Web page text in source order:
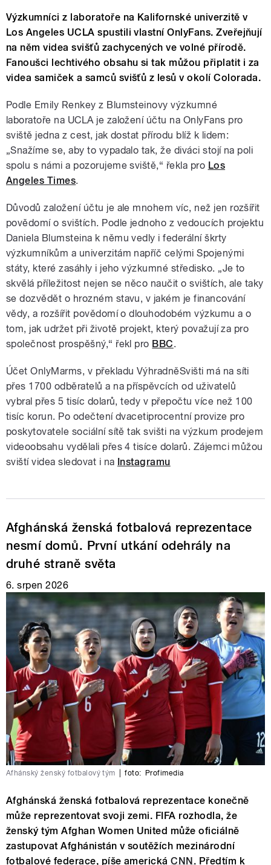
Výzkumníci z laboratoře na Kalifornské univerzitě v
Los Angeles UCLA spustili vlastní OnlyFans. Zveřejňují
na něm videa svišťů zachycených ve volné přírodě.
Fanoušci lechtivého obsahu si tak můžou připlatit i za
videa samiček a samců svišťů z lesů v okolí Colorada.
Podle Emily Renkey z Blumsteinovy výzkumné
laboratoře na UCLA je založení účtu na OnlyFans pro
sviště jedna z cest, jak dostat přírodu blíž k lidem:
„Snažíme se, aby to vypadalo tak, že diváci stojí na poli
spolu s námi a pozorujeme sviště,“ řekla pro Los
Angeles Times.
Důvodů založení účtu je ale mnohem víc, než jen rozšířit
povědomí o svištích. Podle jednoho z vedoucích projektu
Daniela Blumsteina k němu vedly i federální škrty
výzkumníkům a univerzitám napříč celými Spojenými
státy, které zasáhly i jeho výzkumné středisko. „Je to
skvělá příležitost nejen se něco naučit o svištích, ale taky
se dozvědět o hrozném stavu, v jakém je financování
vědy, a rozšířit povědomí o dlouhodobém výzkumu a o
tom, jak udržet při životě projekt, který považují za pro
společnost prospěšný,“ řekl pro BBC.
Účet OnlyMarms, v překladu VýhradněSvišti má na síti
přes 1700 odběratelů a na příspěvcích od uživatelů
vybral přes 5 tisíc dolarů, tedy v přepočtu více než 100
tisíc korun. Po odečtení dvacetiprocentní provize pro
poskytovatele sociální sítě tak svišti na výzkum prodejem
videoobsahu vydělali přes 4 tisíce dolarů. Zájemci můžou
sviští videa sledovat i na Instagramu
Afghánská ženská fotbalová reprezentace
nesmí domů. První utkání odehrály na
druhé straně světa
6. srpen 2026
Afhánský ženský fotbalový tým foto: Profimedia
Afghánská ženská fotbalová reprezentace konečně
může reprezentovat svoji zemi. FIFA rozhodla, že
ženský tým Afghan Women United může oficiálně
zastupovat Afghánistán v soutěžích mezinárodní
fotbalové federace, píše americkáCNN. Předtím k